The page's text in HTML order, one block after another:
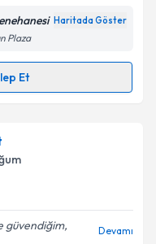
ilişkin
verilerimin belirtilen
ediyorum.
Haritada Göster
Plaza
Et
takvimi talebi
almanız için bir
ile bilgilendireceğiz.
güvendiğim,
Devamı